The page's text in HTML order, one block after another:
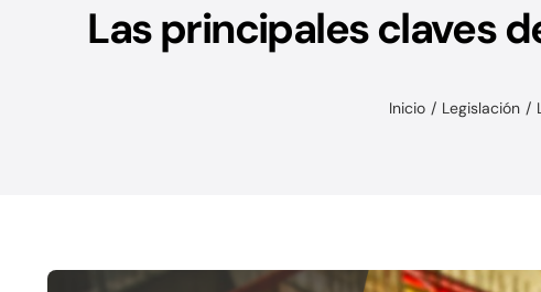
Asociaciones
Las principales claves
Inicio Legislación